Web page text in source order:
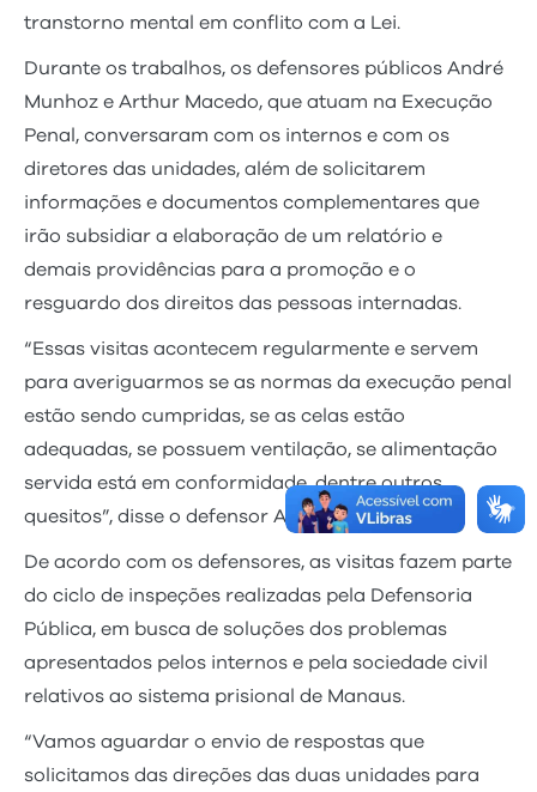
transtorno mental em conflito com a Lei.
Durante os trabalhos, os defensores públicos André
Munhoz e Arthur Macedo, que atuam na Execução
Penal, conversaram com os internos e com os
diretores das unidades, além de solicitarem
informações e documentos complementares que
irão subsidiar a elaboração de um relatório e
demais providências para a promoção e o
resguardo dos direitos das pessoas internadas.
“Essas visitas acontecem regularmente e servem
para averiguarmos se as normas da execução penal
estão sendo cumpridas, se as celas estão
adequadas, se possuem ventilação, se alimentação
servida está em conformidade, dentre outros
quesitos”, disse o defensor Arthur Macedo.
De acordo com os defensores, as visitas fazem parte
do ciclo de inspeções realizadas pela Defensoria
Pública, em busca de soluções dos problemas
apresentados pelos internos e pela sociedade civil
relativos ao sistema prisional de Manaus.
“Vamos aguardar o envio de respostas que
solicitamos das direções das duas unidades para